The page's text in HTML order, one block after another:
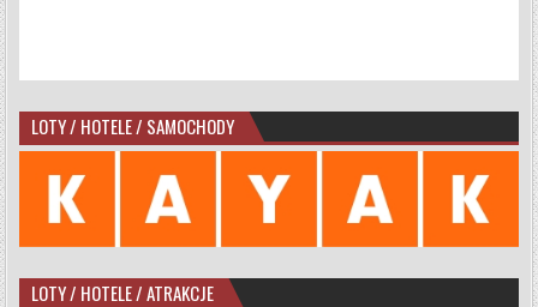
LOTY / HOTELE / SAMOCHODY
LOTY / HOTELE / ATRAKCJE